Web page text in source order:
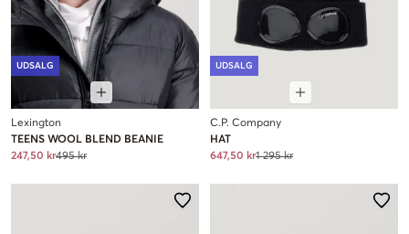
UDSALG
Lexington
TEENS WOOL BLEND BEANIE
247,50 kr495 kr
UDSALG
C.P. Company
HAT
647,50 kr1 295 kr